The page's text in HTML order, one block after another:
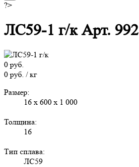
?>
ЛС59-1 г/к Арт. 992
0 руб.
0 руб. / кг
Размер:
16 x 600 x 1 000
Толщина:
16
Тип сплава:
ЛС59